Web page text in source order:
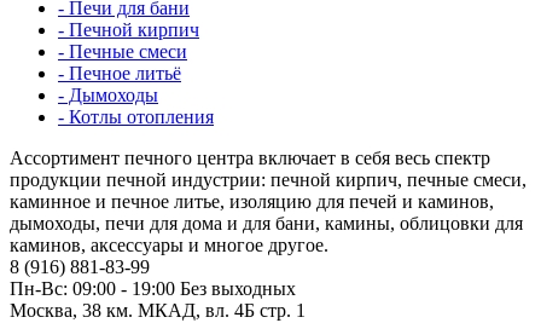
- Печи для бани
- Печной кирпич
- Печные смеси
- Печное литьё
- Дымоходы
- Котлы отопления
Ассортимент печного центра включает в себя весь спектр
продукции печной индустрии: печной кирпич, печные смеси,
каминное и печное литье, изоляцию для печей и каминов,
дымоходы, печи для дома и для бани, камины, облицовки для
каминов, аксессуары и многое другое.
8 (916) 881-83-99
Пн-Вс: 09:00 - 19:00 Без выходных
Москва, 38 км. МКАД, вл. 4Б стр. 1